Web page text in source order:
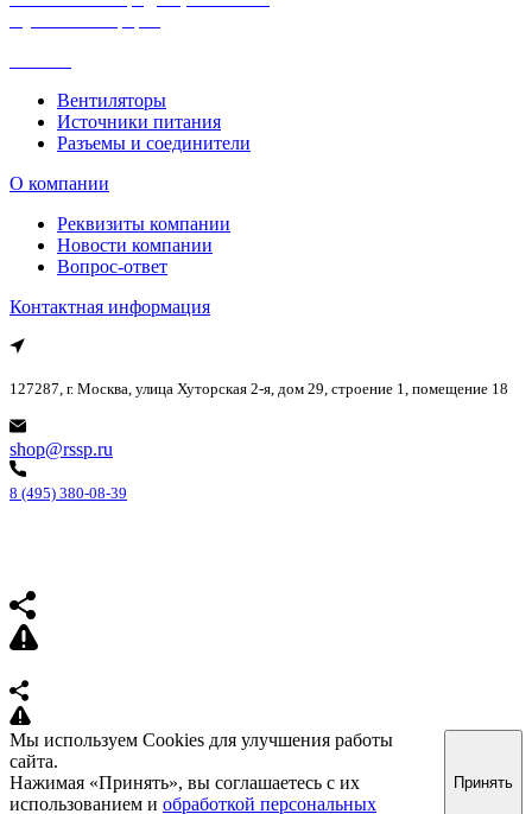
Вентиляторы
Источники питания
Разъемы и соединители
О компании
Реквизиты компании
Новости компании
Вопрос-ответ
Контактная информация
127287, г. Москва, улица Хуторская 2-я, дом 29, строение 1, помещение 18
shop@rssp.ru
8 (495) 380-08-39
Мы используем Cookies для улучшения работы
сайта.
Нажимая «Принять», вы соглашаетесь с их
использованием и обработкой персональных
Принять